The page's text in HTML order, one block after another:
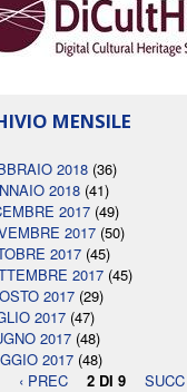
MENSILE
2018 (36)
2018 (41)
2017 (49)
2017 (50)
2017 (45)
2017 (45)
2017 (29)
2017 (47)
2017 (48)
2017 (48)
‹ PREC
2 DI 9 SUCC